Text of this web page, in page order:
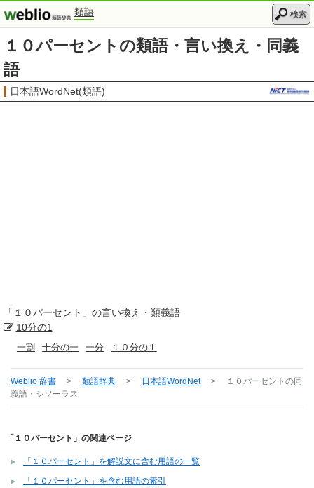
類語 検索
１０パーセントの類語・言い換え・同義
語
日本語WordNet(類語)
「 １０パーセント 」の言い換え・類義語
10分の1
一割 十分の一 一分 １０分の１
Weblio 辞書 > 類語辞典 > 日本語WordNet > １０パーセント の同
義語・シソーラス
「１０パーセント」の関連ページ
「１０パーセント」を解説文に含む用語の一覧
「１０パーセント」を含む用語の索引